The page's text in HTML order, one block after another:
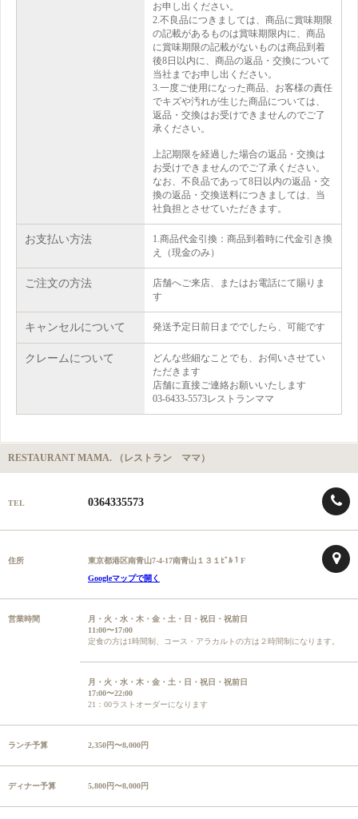
お申し出ください。
2.不良品につきましては、商品に賞味期限
の記載があるものは賞味期限内に、商品
に賞味期限の記載がないものは商品到着
後8日以内に、商品の返品・交換について
当社までお申し出ください。
3.一度ご使用になった商品、お客様の責任
でキズや汚れが生じた商品については、
返品・交換はお受けできませんのでご了
承ください。
上記期限を経過した場合の返品・交換は
お受けできませんのでご了承ください。
なお、不良品であって8日以内の返品・交
換の返品・交換送料につきましては、当
社負担とさせていただきます。
お支払い方法
1.商品代金引換：商品到着時に代金引き換
え（現金のみ）
ご注文の方法
店舗へご来店、またはお電話にて賜りま
す
キャンセルについて 発送予定日前日まででしたら、可能です
クレームについて
どんな些細なことでも、お伺いさせてい
ただきます
店舗に直接ご連絡お願いいたします
03-6433-5573レストランママ
RESTAURANT MAMA. （レストラン ママ）
TEL 0364335573
住所
東京都港区南青山7-4-17南青山１３１ﾋﾞﾙ１F
Googleマップで開く
営業時間
月・火・水・木・金・土・日・祝日・祝前日
11:00〜17:00
定食の方は1時間制、コース・アラカルトの方は２時間制になります。
月・火・水・木・金・土・日・祝日・祝前日
17:00〜22:00
21：00ラストオーダーになります
ランチ予算 2,350円〜8,000円
ディナー予算 5,800円〜8,000円